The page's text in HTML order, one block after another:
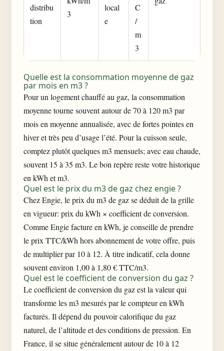
distribu
tion
3
local
e
C
/
m
3
Quelle est la consommation moyenne de gaz
par mois en m3 ?
Pour un logement chauffé au gaz, la consommation
moyenne tourne souvent autour de 70 à 120 m3 par
mois en moyenne annualisée, avec de fortes pointes en
hiver et très peu d’usage l’été. Pour la cuisson seule,
comptez plutôt quelques m3 mensuels; avec eau chaude,
souvent 15 à 35 m3. Le bon repère reste votre historique
en kWh et m3.
Quel est le prix du m3 de gaz chez engie ?
Chez Engie, le prix du m3 de gaz se déduit de la grille
en vigueur: prix du kWh × coefficient de conversion.
Comme Engie facture en kWh, je conseille de prendre
le prix TTC/kWh hors abonnement de votre offre, puis
de multiplier par 10 à 12. À titre indicatif, cela donne
souvent environ 1,00 à 1,80 € TTC/m3.
Quel est le coefficient de conversion du gaz ?
Le coefficient de conversion du gaz est la valeur qui
transforme les m3 mesurés par le compteur en kWh
facturés. Il dépend du pouvoir calorifique du gaz
naturel, de l’altitude et des conditions de pression. En
France, il se situe généralement autour de 10 à 12